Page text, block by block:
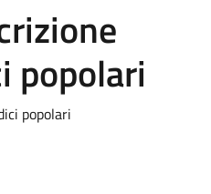
popolari
popolari